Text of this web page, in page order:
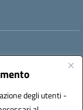
degli utenti -